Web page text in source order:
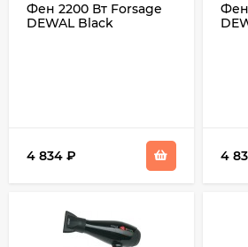
Фен 2200 Вт Forsage
DEWAL Black
4 834 ₽
Фен
4